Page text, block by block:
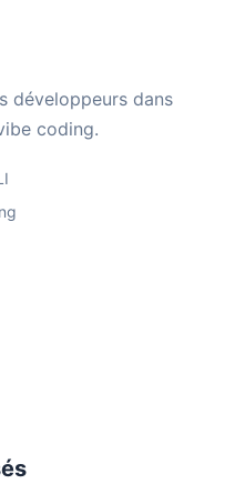
développeurs dans
coding.